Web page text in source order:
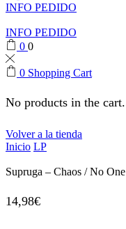
INFO PEDIDO
INFO PEDIDO
0 0
0 Shopping Cart
No products in the cart.
Volver a la tienda
Inicio LP
Supruga – Chaos / No
14,98€